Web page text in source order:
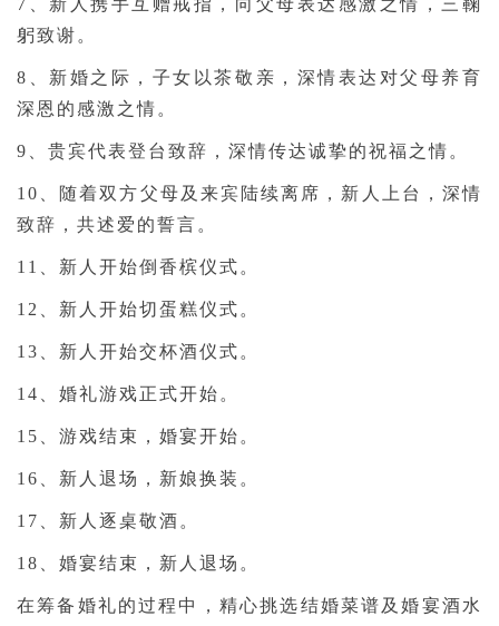
7、新人携手互赠戒指，向父母表达感激之情，三鞠
躬致谢。
8、新婚之际，子女以茶敬亲，深情表达对父母养育
深恩的感激之情。
9、贵宾代表登台致辞，深情传达诚挚的祝福之情。
10、随着双方父母及来宾陆续离席，新人上台，深情
致辞，共述爱的誓言。
11、新人开始倒香槟仪式。
12、新人开始切蛋糕仪式。
13、新人开始交杯酒仪式。
14、婚礼游戏正式开始。
15、游戏结束，婚宴开始。
16、新人退场，新娘换装。
17、新人逐桌敬酒。
18、婚宴结束，新人退场。
在筹备婚礼的过程中，精心挑选结婚菜谱及婚宴酒水